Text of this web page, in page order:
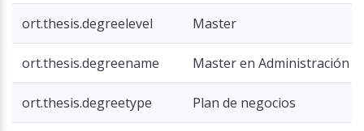
ort.thesis.degreelevel Master
ort.thesis.degreename Master en Administración
ort.thesis.degreetype Plan de negocios